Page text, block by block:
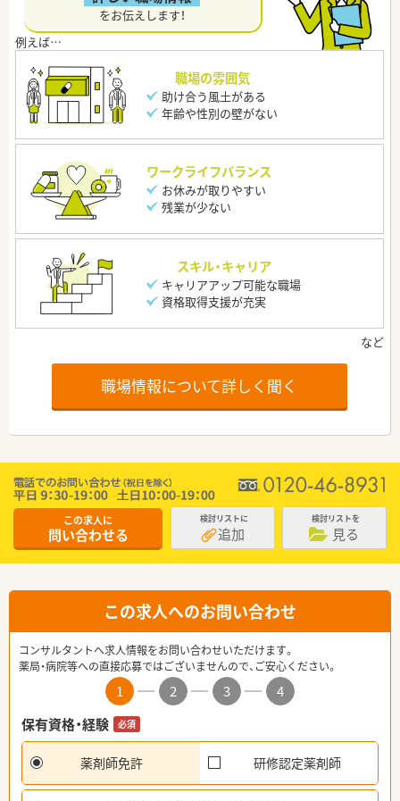
をお伝えします！
職場の雰囲気
助け合う風土がある
年齢や性別の壁がない
ワークライフバランス
お休みが取りやすい
残業が少ない
スキル・キャリア
キャリアアップ可能な職場
資格取得支援が充実
職場情報について詳しく聞く
この求人に
問い合わせる
検討リストに
追加
検討リストを
見る
この求人へのお問い合わせ
コンサルタントへ求人情報をお問い合わせいただけます。
薬局・病院等への直接応募ではございませんので、ご安心ください。
1 2 3
4
保有資格・経験
必須
薬剤師免許 研修認定薬剤師